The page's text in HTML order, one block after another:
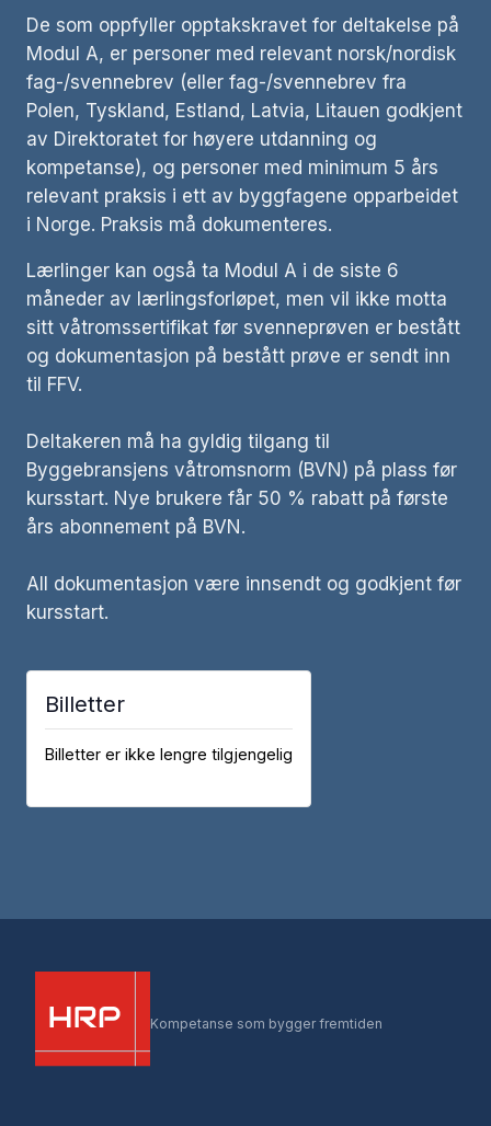
De som oppfyller opptakskravet for deltakelse på
Modul A, er personer med relevant norsk/nordisk
fag-/svennebrev (eller fag-/svennebrev fra
Polen, Tyskland, Estland, Latvia, Litauen godkjent
av Direktoratet for høyere utdanning og
kompetanse), og personer med minimum 5 års
relevant praksis i ett av byggfagene opparbeidet
i Norge. Praksis må dokumenteres.
Lærlinger kan også ta Modul A i de siste 6
måneder av lærlingsforløpet, men vil ikke motta
sitt våtromssertifikat før svenneprøven er bestått
og dokumentasjon på bestått prøve er sendt inn
til FFV.
Deltakeren må ha gyldig tilgang til
Byggebransjens våtromsnorm (BVN) på plass før
kursstart. Nye brukere får 50 % rabatt på første
års abonnement på BVN.
All dokumentasjon være innsendt og godkjent før
kursstart.
Billetter
Billetter er ikke lengre tilgjengelig
Kompetanse som bygger fremtiden